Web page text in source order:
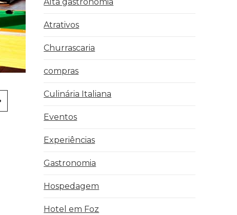
Atrativos
Churrascaria
compras
Culinária Italiana
Eventos
Experiências
Gastronomia
Hospedagem
Hotel em Foz